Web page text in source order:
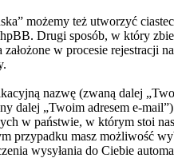
możemy też utworzyć
Drugi sposób, w który
w procesie rejestracji
nazwę (zwaną dalej
dalej „Twoim adresem e-
w państwie, w którym stoi
przypadku masz możliwość
wysyłania do Ciebie